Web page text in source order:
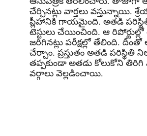
చేర్చిన‌ట్లు వార్త‌లు వ‌స్తున్నాయి.
ప్లీహానికి గాయ‌మైంది. అత‌డి
టెస్టులు చేయించింది. ఆ రిపోర్టుల్లో
జ‌రిగిన‌ట్లు ప‌రీక్ష‌ల్లో తేలింది.
చేర్చాం. ప్ర‌స్తుతం అత‌డి ప‌రిస్థితి
త‌ప్ప‌కుండా అత‌డు కోలుకోని తిరిగి
వ‌ర్గాలు వెల్ల‌డించాయి.